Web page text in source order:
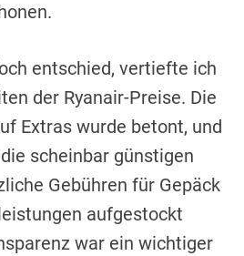
entschied, vertiefte ich
der Ryanair-Preise. Die
Extras wurde betont, und
scheinbar günstigen
Gebühren für Gepäck
aufgestockt
war ein wichtiger